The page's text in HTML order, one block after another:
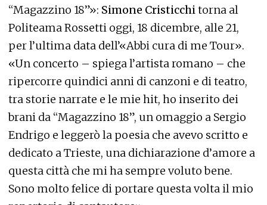
“Magazzino 18”»: Simone Cristicchitorna al
Politeama Rossetti oggi, 18 dicembre, alle 21,
per l’ultima data dell’«Abbi cura di me Tour».
«Un concerto – spiega l’artista romano – che
ripercorre quindici anni di canzoni e di teatro,
tra storie narrate e le mie hit, ho inserito dei
brani da “Magazzino 18”, un omaggio a Sergio
Endrigo e leggerò la poesia che avevo scritto e
dedicato a Trieste, una dichiarazione d’amore a
questa città che mi ha sempre voluto bene.
Sono molto felice di portare questa volta il mio